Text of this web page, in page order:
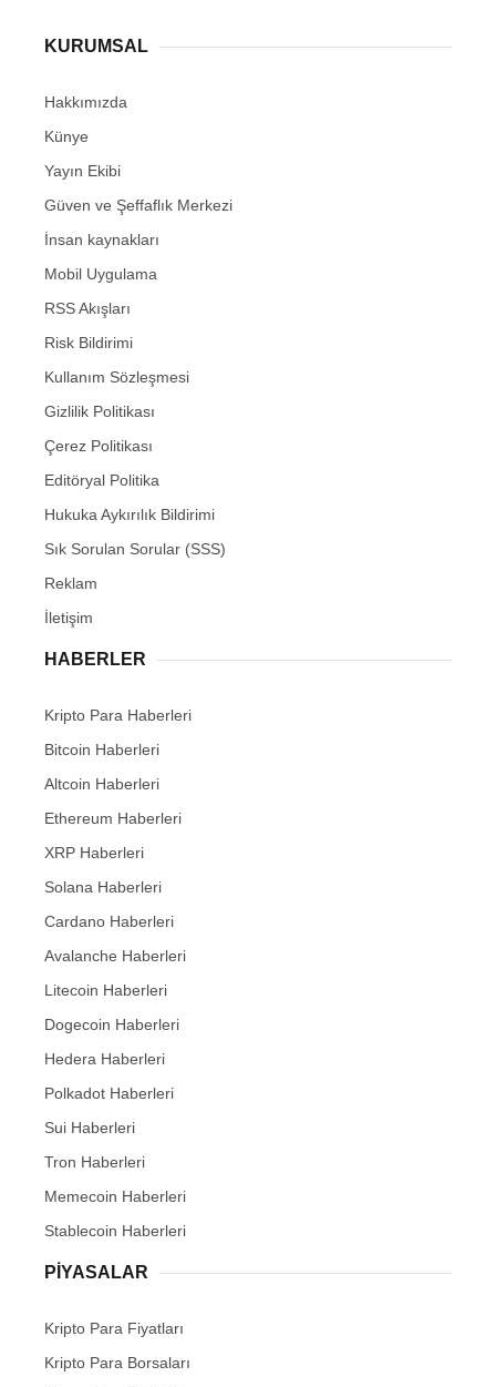
KURUMSAL
Hakkımızda
Künye
Yayın Ekibi
Güven ve Şeffaflık Merkezi
İnsan kaynakları
Mobil Uygulama
RSS Akışları
Risk Bildirimi
Kullanım Sözleşmesi
Gizlilik Politikası
Çerez Politikası
Editöryal Politika
Hukuka Aykırılık Bildirimi
Sık Sorulan Sorular (SSS)
Reklam
İletişim
HABERLER
Kripto Para Haberleri
Bitcoin Haberleri
Altcoin Haberleri
Ethereum Haberleri
XRP Haberleri
Solana Haberleri
Cardano Haberleri
Avalanche Haberleri
Litecoin Haberleri
Dogecoin Haberleri
Hedera Haberleri
Polkadot Haberleri
Sui Haberleri
Tron Haberleri
Memecoin Haberleri
Stablecoin Haberleri
PIYASALAR
Kripto Para Fiyatları
Kripto Para Borsaları